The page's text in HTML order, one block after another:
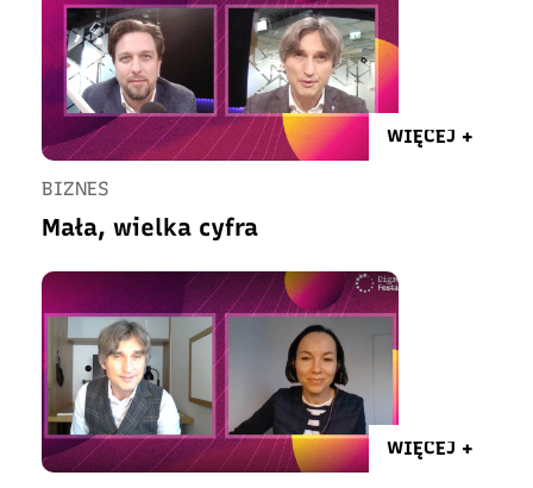
WIĘCEJ +
BIZNES
Mała, wielka cyfra
WIĘCEJ +